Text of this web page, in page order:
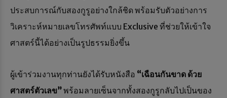
ประสบการณ์กับสองกูรูอย่างใกล้ชิด พร้อมรับตัวอย่างการ
วิเคราะห์หมายเลขโทรศัพท์แบบ Exclusive ที่ช่วยให้เข้าใจ
ศาสตร์นี้ได้อย่างเป็นรูปธรรมยิ่งขึ้น
ผู้เข้าร่วมงานทุกท่านยังได้รับหนังสือ “เฉือนกันขาด ด้วย
ศาสตร์ตัวเลข”พร้อมลายเซ็นจากทั้งสองกูรูกลับไปเป็นของ